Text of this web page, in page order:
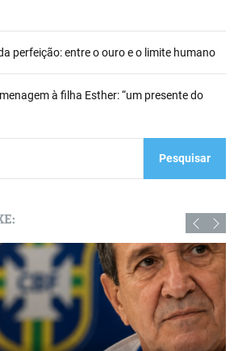
perfeição: entre o ouro e o limite humano
à filha Esther: “um presente do